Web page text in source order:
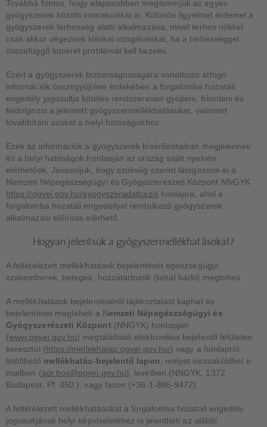
Továbbá fontos, hogy alaposabban megismerjük az egyes
gyógyszerek közötti interakciókat is. Különös figyelmet érdemel a
gyógyszerek terhesség alatti alkalmazása, mivel terhes nőkkel
csak akkor végeznek klinikai vizsgálatokat, ha a terhességgel
összefüggő konkrét problémát kell kezelni.
Ezért a gyógyszerek biztonságosságára vonatkozó átfogó
információk összegyűjtése érdekében a forgalomba hozatali
engedély jogosultja köteles rendszeresen gyűjteni, frissíteni és
feldolgozni a jelentett gyógyszermellékhatásokat, valamint
továbbítani azokat a helyi hatóságokhoz.
Ezek az információk a gyógyszerek kísérőirataiban megjelennek
és a helyi hatóságok honlapján az ország saját nyelvén
elérhetőek. Javasoljuk, hogy szükség szerint látogasson el a
Nemzeti Népegészségügyi és Gyógyszerészeti Központ NNGYK
https://ogyei.gov.hu/gyogyszeradatbazis honlapra, ahol a
forgalomba hozatali engedéllyel rendelkező gyógyszerek
alkalmazási előírása elérhető.
Hogyan jelentsük a gyógyszermellékhatásokat?
A feltételezett mellékhatások bejelentését egészségügyi
szakemberek, betegek, hozzátartozók (tehát bárki) megteheti.
A mellékhatások bejelentéséről tájékoztatást kaphat és
bejelentését megteheti a Nemzeti Népegészségügyi és
Gyógyszerészeti Központ (NNGYK) honlapján
(www.ogyei.gov.hu) megtalálható elektronikus bejelentő felületen
keresztül (https://mellekhatas.ogyei.gov.hu/) vagy a honlapról
letölthető mellékhatás-bejelentő lapon, melyet visszaküldhet e-
mailben (adr.box@ogyei.gov.hu), levélben (NNGYK, 1372
Budapest, Pf. 450.), vagy faxon (+36-1-886-9472).
A feltételezett mellékhatásokat a forgalomba hozatali engedély
jogosultjának helyi képviseletéhez is jelentheti az alábbi